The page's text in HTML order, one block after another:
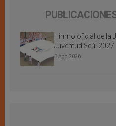
Himno oficial de la
Juventud Seúl 2027
3 Ago 2026